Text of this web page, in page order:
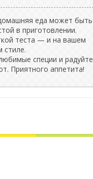
еда может быть
в приготовлении.
теста — и на вашем
стиле.
специи и радуйте
Приятного аппетита!